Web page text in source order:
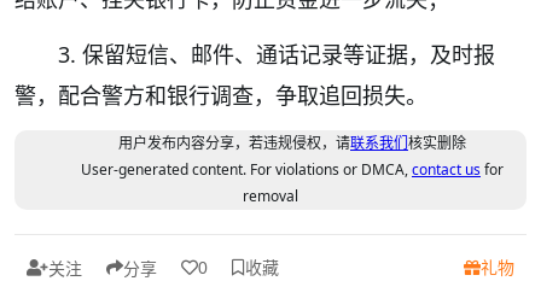
3. 保留短信、邮件、通话记录等证据，及时报
警，配合警方和银行调查，争取追回损失。
用户发布内容分享，若违规侵权，请联系我们核实删除
User-generated content. For violations or DMCA,contact usfor
removal
关注 分享 0 收藏 礼物